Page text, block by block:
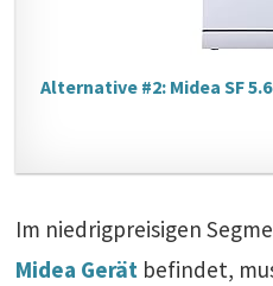
Alternative #2: Midea SF
Im niedrigpreisigen
Midea Gerät befindet,